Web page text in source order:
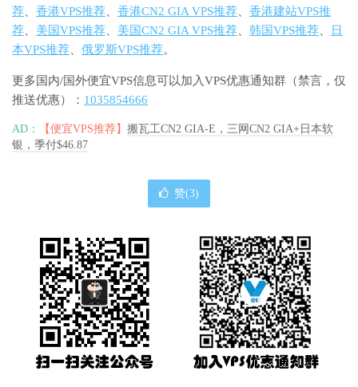
荐、 香港VPS推荐、 香港CN2 GIA VPS推荐、 香港建站VPS推
荐、 美国VPS推荐、 美国CN2 GIA VPS推荐、 韩国VPS推荐、
日
本VPS推荐、 俄罗斯VPS推荐。
更多国内/国外便宜VPS信息可以加入VPS优惠通知群（禁言，仅
推送优惠）： 1035854666
AD： 【便宜VPS推荐】 搬瓦工CN2 GIA-E，三网CN2 GIA+日本软
银，季付$46.87
赞(3)